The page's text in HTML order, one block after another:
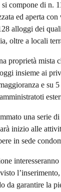
compone di n.
ed aperta
alloggi dei
oltre a locali
proprietà mista
insieme ai
e su 5
una serie
inizio alle
in sede
interesseranno
da garantire la